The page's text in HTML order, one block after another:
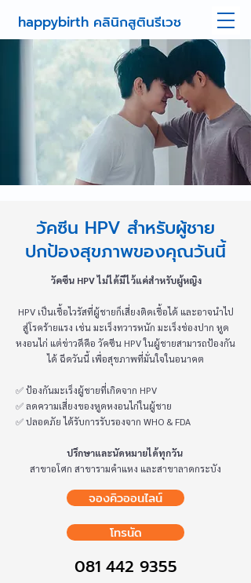
happybirth คลินิกสูตินรีเวช
วัคซีน HPV สำหรับผู้ชาย
ปกป้องสุขภาพของคุณวันนี้
วัคซีน HPV ไม่ได้มีไว้แค่สำหรับผู้หญิง
HPV เป็นเชื้อไวรัสที่ผู้ชายก็เสี่ยงติดเชื้อได้ และอาจนำไป
สู่โรคร้ายแรง เช่น มะเร็งทวารหนัก มะเร็งช่องปาก หูด
หงอนไก่ แต่ข่าวดีคือ วัคซีน HPV ในผู้ชายสามารถป้องกัน
ได้ ฉีดวันนี้ เพื่อสุขภาพที่มั่นใจในอนาคต
✅ ป้องกันมะเร็งผู้ชายที่เกิดจาก HPV
✅ ลดความเสี่ยงของหูดหงอนไก่ในผู้ชาย
✅ ปลอดภัย ได้รับการรับรองจาก WHO & FDA
ปรึกษาและนัดหมายได้ทุกวัน
สาขาอโศก สาขารามคำแหง และสาขาลาดกระบัง
จองคิวออนไลน์
โทรนัด
081 442 9355